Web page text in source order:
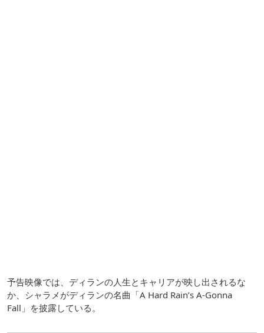
予告映像では、ディランの人生とキャリアが映し出されるな
か、シャラメがディランの名曲「A Hard Rain’s A-Gonna
Fall」を披露している。